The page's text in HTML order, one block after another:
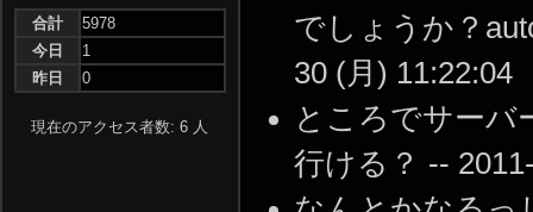
でしょうか？
30 (月) 11:22:04
ところでサー
行ける？ --
合計
5978
今日
1
昨日
0
現在のアクセス者数: 6 人